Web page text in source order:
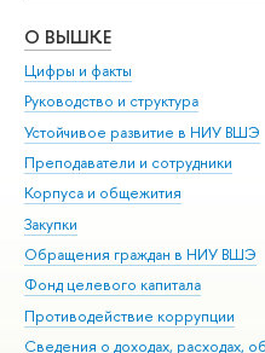
О ВЫШКЕ
Цифры и факты
Руководство и структура
Устойчивое развитие в НИУ ВШЭ
Преподаватели и сотрудники
Корпуса и общежития
Закупки
Обращения граждан в НИУ ВШЭ
Фонд целевого капитала
Противодействие коррупции
Сведения о доходах, расходах,